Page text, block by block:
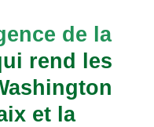
de la
rend les
et la